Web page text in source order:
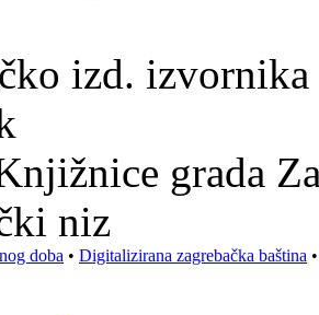
izd.
grada
niz
doba • Digitalizirana zagrebačka baština